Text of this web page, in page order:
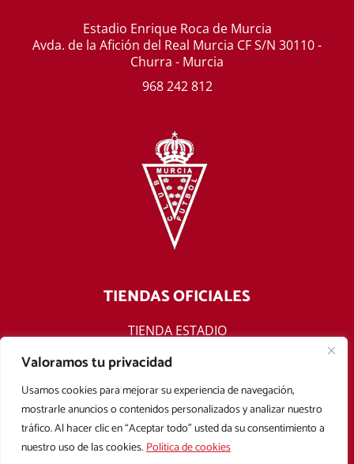
Valoramos tu privacidad
Usamos cookies para mejorar su experiencia de navegación,
mostrarle anuncios o contenidos personalizados y analizar nuestro
tráfico. Al hacer clic en “Aceptar todo” usted da su consentimiento a
nuestro uso de las cookies.Política de cookies
Estadio Enrique Roca de Murcia
Avda. de la Afición del Real Murcia CF S/N 30110 -
Churra - Murcia
968 242 812
TIENDAS OFICIALES
TIENDA ESTADIO
TIENDA ONLINE
F
a
c
e
b
T
w
i
t
t
Y
o
u
t
u
I
n
s
t
a
Aviso legal Política de privacidad Política de cookies